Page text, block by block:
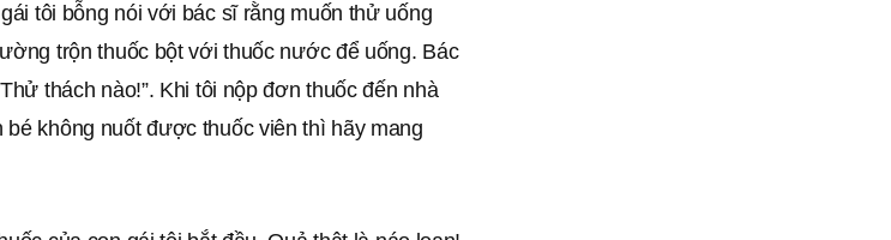
tôi bỗng nói với bác sĩ rằng muốn thử uống
trộn thuốc bột với thuốc nước để uống. Bác
thách nào!”. Khi tôi nộp đơn thuốc đến nhà
không nuốt được thuốc viên thì hãy mang